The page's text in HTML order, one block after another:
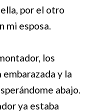
por el otro
mi esposa.
los
embarazada y la
abajo.
ya estaba